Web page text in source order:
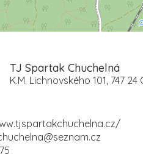
TJ Spartak Chuchelná
K.M. Lichnovského 101, 747